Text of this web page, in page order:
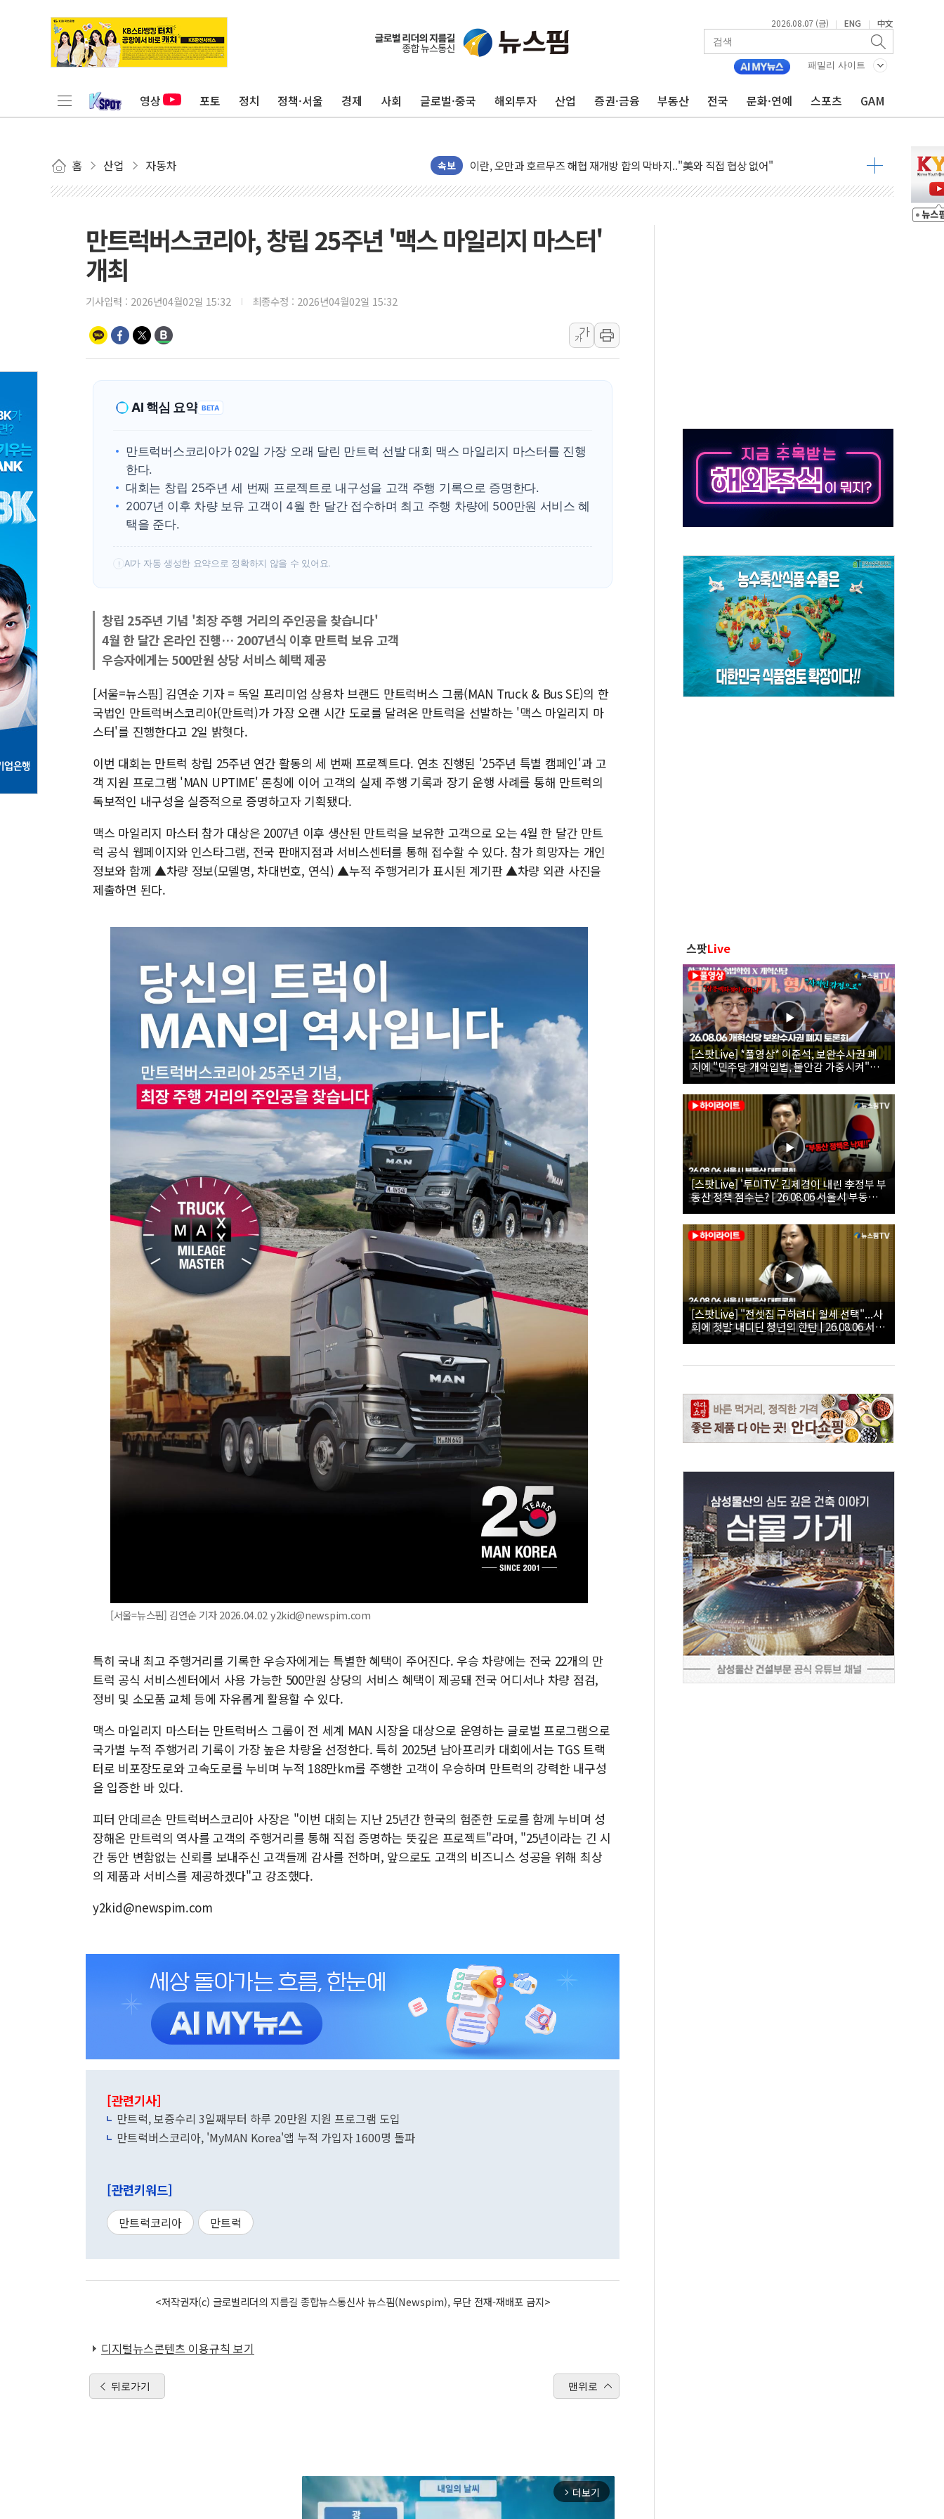
2026.08.07 (금) | ENG | 中文
패밀리 사이트
영상 포토 정치 정책·서울 경제 사회 글로벌·중국 해외투자 산업 증권·금융 부동산 전국 문화·연예 스포츠 GAM
홈 산업 자동차 속보
[금/유가] 이란의 호르무즈 해협 통항 제한 검토에 유가 3% 급등…금값 보합
뉴욕증시, 유가·금리 부담에 하락…다우 5거래일 랠리 '마침표'
[민주 당권주자 일정] 송영길·정청래·김민석 후보 - 8월 7일
李대통령, 오늘 부동산 정책 점검 2차 회의…주택 공급 대책 막바지 조율할 듯
[오늘의 국회일정] 상임위·세미나·기자회견·주요 정당 - 8월 7일
이란, 美·이스라엘 선박 호르무즈 통항 제한 추진…美 "통행 막을 권한 없어"
뉴욕증시 개장 전 특징주...모더나·아이온큐·도어대시↑ VS 샌디스크·피그마·앱러빈↓
김정관 장관 "영업이익 N% 성과급 반대…상법·자본시장법 개정 논의"
[인도증시] 중동 긴장 완화에 실적 호조까지, 상승...호실적 보고 기업 상승세 뚜렷
러, 1인칭시점 드론으로 우크라 민간인 '사파리' 공격… 시민들 공포감 극대화 전략
[베트남 증시] 지수 하락 속 'DGC' 임시 주총 기대감에 홀로 상한가…마진 잔액은 사상 최고
'월가의 황제' 다이먼 "금융시장 레버리지 위험수위…숨은 차입이 더 큰 변수"
만트럭버스코리아, 창립 25주년 '맥스 마일리지 마스터'
개최
기사입력 : 2026년04월02일 15:32 최종수정 : 2026년04월02일 15:32
가
가
AI 핵심 요약 BETA
만트럭버스코리아가 02일 가장 오래 달린 만트럭 선발 대회 맥스 마일리지 마스터를 진행
한다.
대회는 창립 25주년 세 번째 프로젝트로 내구성을 고객 주행 기록으로 증명한다.
2007년 이후 차량 보유 고객이 4월 한 달간 접수하며 최고 주행 차량에 500만원 서비스 혜
택을 준다.
! AI가 자동 생성한 요약으로 정확하지 않을 수 있어요.
창립 25주년 기념 '최장 주행 거리의 주인공을 찾습니다'
4월 한 달간 온라인 진행… 2007년식 이후 만트럭 보유 고객
우승자에게는 500만원 상당 서비스 혜택 제공
[서울=뉴스핌] 김연순 기자 = 독일 프리미엄 상용차 브랜드 만트럭버스 그룹(MAN Truck & Bus SE)의 한
국법인 만트럭버스코리아(만트럭)가 가장 오랜 시간 도로를 달려온 만트럭을 선발하는 '맥스 마일리지 마
스터'를 진행한다고 2일 밝혓다.
이번 대회는 만트럭 창립 25주년 연간 활동의 세 번째 프로젝트다. 연초 진행된 '25주년 특별 캠페인'과 고
객 지원 프로그램 'MAN UPTIME' 론칭에 이어 고객의 실제 주행 기록과 장기 운행 사례를 통해 만트럭의
독보적인 내구성을 실증적으로 증명하고자 기획됐다.
맥스 마일리지 마스터 참가 대상은 2007년 이후 생산된 만트럭을 보유한 고객으로 오는 4월 한 달간 만트
럭 공식 웹페이지와 인스타그램, 전국 판매지점과 서비스센터를 통해 접수할 수 있다. 참가 희망자는 개인
정보와 함께 ▲차량 정보(모델명, 차대번호, 연식) ▲누적 주행거리가 표시된 계기판 ▲차량 외관 사진을
제출하면 된다.
[서울=뉴스핌] 김연순 기자 2026.04.02 y2kid@newspim.com
특히 국내 최고 주행거리를 기록한 우승자에게는 특별한 혜택이 주어진다. 우승 차량에는 전국 22개의 만
트럭 공식 서비스센터에서 사용 가능한 500만원 상당의 서비스 혜택이 제공돼 전국 어디서나 차량 점검,
정비 및 소모품 교체 등에 자유롭게 활용할 수 있다.
맥스 마일리지 마스터는 만트럭버스 그룹이 전 세계 MAN 시장을 대상으로 운영하는 글로벌 프로그램으로
국가별 누적 주행거리 기록이 가장 높은 차량을 선정한다. 특히 2025년 남아프리카 대회에서는 TGS 트랙
터로 비포장도로와 고속도로를 누비며 누적 188만km를 주행한 고객이 우승하며 만트럭의 강력한 내구성
을 입증한 바 있다.
피터 안데르손 만트럭버스코리아 사장은 "이번 대회는 지난 25년간 한국의 험준한 도로를 함께 누비며 성
장해온 만트럭의 역사를 고객의 주행거리를 통해 직접 증명하는 뜻깊은 프로젝트"라며, "25년이라는 긴 시
간 동안 변함없는 신뢰를 보내주신 고객들께 감사를 전하며, 앞으로도 고객의 비즈니스 성공을 위해 최상
의 제품과 서비스를 제공하겠다"고 강조했다.
y2kid@newspim.com
[관련기사]
만트럭, 보증수리 3일째부터 하루 20만원 지원 프로그램 도입
만트럭버스코리아, 'MyMAN Korea'앱 누적 가입자 1600명 돌파
[관련키워드]
만트럭코리아 만트럭
<저작권자(c) 글로벌리더의 지름길 종합뉴스통신사 뉴스핌(Newspim), 무단 전재-재배포 금지>
디지털뉴스콘텐츠 이용규칙 보기
뒤로가기 맨위로
arrow_forward_ios 더보기
스팟Live
[스팟Live] *풀영상* 이준석, 보완수사권 폐
지에 "민주당 개악입법, 불안감 가중시켜"｜
26.08.06 개혁신당 보완수사권 폐지 토론회
[스팟Live] '투미TV' 김제경이 내린 李정부 부
동산 정책 점수는? | 26.08.06 서울시 부동산
대토론회
[스팟Live] "전셋집 구하려다 월세 선택"...사
회에 첫발 내디딘 청년의 한탄 | 26.08.06 서울
시 부동산 대토론회